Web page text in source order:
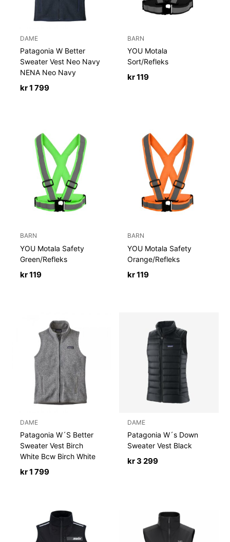
DAME
Patagonia W Better
Sweater Vest Neo Navy
NENA Neo Navy
kr1 799
BARN
YOU Motala
Sort/Refleks
kr119
BARN
YOU Motala Safety
Green/Refleks
kr119
BARN
YOU Motala Safety
Orange/Refleks
kr119
DAME
Patagonia W´S Better
Sweater Vest Birch
White Bcw Birch White
kr1 799
DAME
Patagonia W´s Down
Sweater Vest Black
kr3 299